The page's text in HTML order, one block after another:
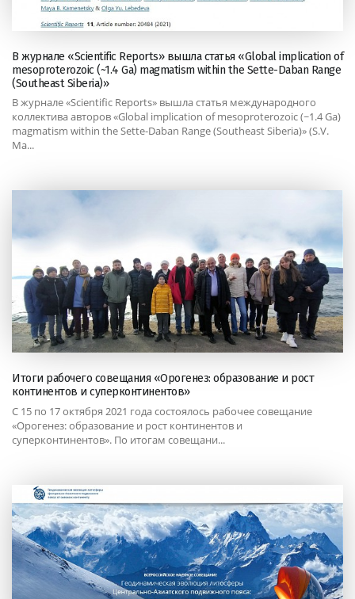
В журнале «Scientific Reports» вышла статья «Global implication of
mesoproterozoic (~1.4 Ga) magmatism within the Sette-Daban Range
(Southeast Siberia)»
В журнале «Scientific Reports» вышла статья международного
коллектива авторов «Global implication of mesoproterozoic (~1.4 Ga)
magmatism within the Sette-Daban Range (Southeast Siberia)» (S.V.
Ma...
Итоги рабочего совещания «Орогенез: образование и рост
континентов и суперконтинентов»
С 15 по 17 октября 2021 года состоялось рабочее совещание
«Орогенез: образование и рост континентов и
суперконтинентов». По итогам совещани...